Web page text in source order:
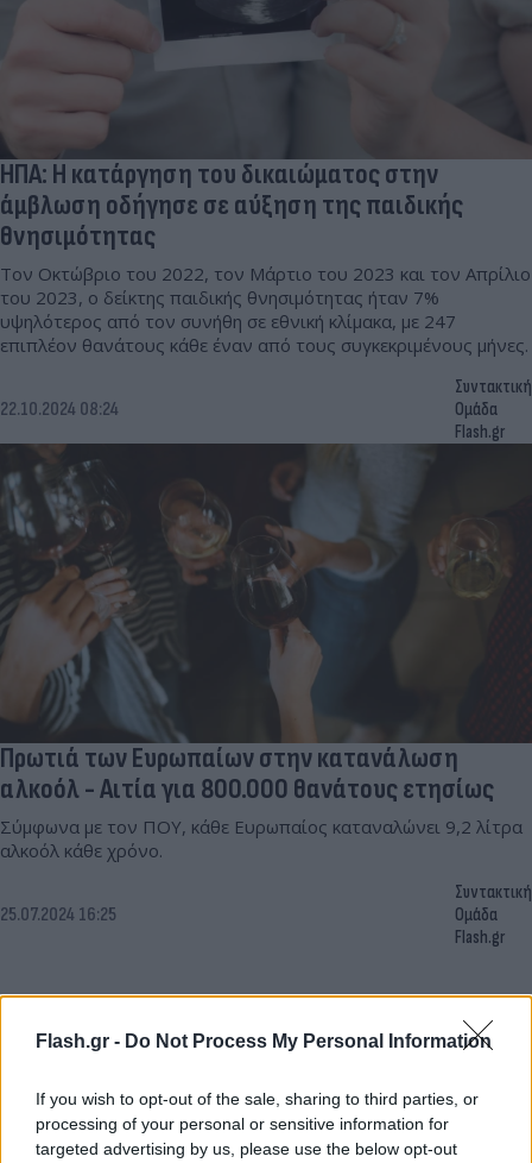
Flash.gr - Do Not Process My Personal Information
If you wish to opt-out of the sale, sharing to third parties, or
processing of your personal or sensitive information for
targeted advertising by us, please use the below opt-out
ΗΠΑ: Η κατάργηση του δικαιώματος στην
άμβλωση οδήγησε σε αύξηση της παιδικής
θνησιμότητας
Τον Οκτώβριο του 2022, τον Μάρτιο του 2023 και τον Απρίλιο
του 2023, ο δείκτης παιδικής θνησιμότητας ήταν 7%
υψηλότερος από τον συνήθη σε εθνική κλίμακα, με 247
επιπλέον θανάτους κάθε έναν από τους συγκεκριμένους μήνες.
22.10.2024 08:24
Συντακτική
Ομάδα
Flash.gr
Πρωτιά των Ευρωπαίων στην κατανάλωση
αλκοόλ - Αιτία για 800.000 θανάτους ετησίως
Σύμφωνα με τον ΠΟΥ, κάθε Ευρωπαίος καταναλώνει 9,2 λίτρα
αλκοόλ κάθε χρόνο.
25.07.2024 16:25
Συντακτική
Ομάδα
Flash.gr